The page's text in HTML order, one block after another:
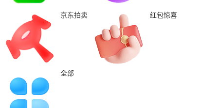
京东拍卖 红包惊喜
全部